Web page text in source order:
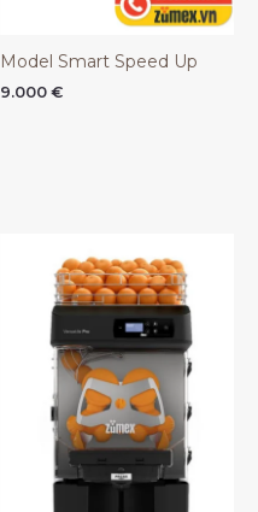
Model Smart Speed Up
9.000 €